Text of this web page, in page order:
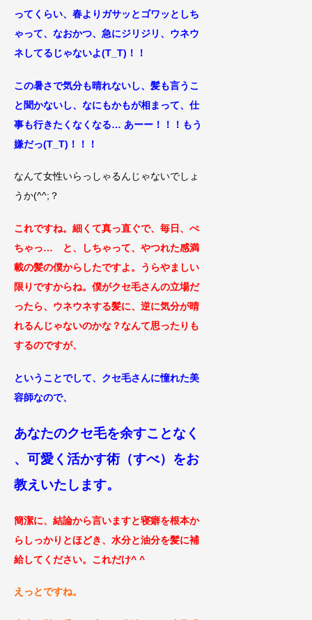
ってくらい、春よりガサッとゴワッとしち
ゃって、なおかつ、急にジリジリ、ウネウ
ネしてるじゃないよ(T_T)！！
この暑さで気分も晴れないし、髪も言うこ
と聞かないし、なにもかもが相まって、仕
事も行きたくなくなる… あーー！！！もう
嫌だっ(T_T)！！！
なんて女性いらっしゃるんじゃないでしょ
うか(^^;？
これですね。細くて真っ直ぐで、毎日、ぺ
ちゃっ… と、しちゃって、やつれた感満
載の髪の僕からしたですよ。うらやましい
限りですからね。僕がクセ毛さんの立場だ
ったら、ウネウネする髪に、逆に気分が晴
れるんじゃないのかな？なんて思ったりも
するのですが、
ということでして、クセ毛さんに憧れた美
容師なので、
あなたのクセ毛を余すことな く
、可愛く活かす術（すべ）をお
教えいた します。
簡潔に、結論から言いますと寝癖を根本か
らしっかりとほどき、水分と油分を髪に補
給してください。これだけ^ ^
えっとですね。